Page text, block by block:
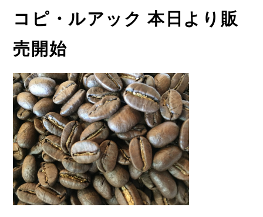
コピ・ルアック 本日より販
売開始